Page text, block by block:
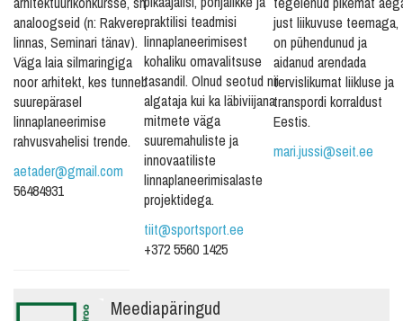
analoogseid (n: Rakvere
linnas, Seminari tänav).
Väga laia silmaringiga
noor arhitekt, kes tunneb
suurepärasel
linnaplaneerimise
rahvusvahelisi trende.
aetader@gmail.com
56484931
praktilisi teadmisi
linnaplaneerimisest
kohaliku omavalitsuse
tasandil. Olnud seotud nii
algataja kui ka läbiviijana
mitmete väga
suuremahuliste ja
innovaatiliste
linnaplaneerimisalaste
projektidega.
tiit@sportsport.ee
+372 5560 1425
just liikuvuse teemaga,
on pühendunud ja
aidanud arendada
tervislikumat liikluse ja
transpordi korraldust
Eestis.
mari.jussi@seit.ee
Meediapäringud